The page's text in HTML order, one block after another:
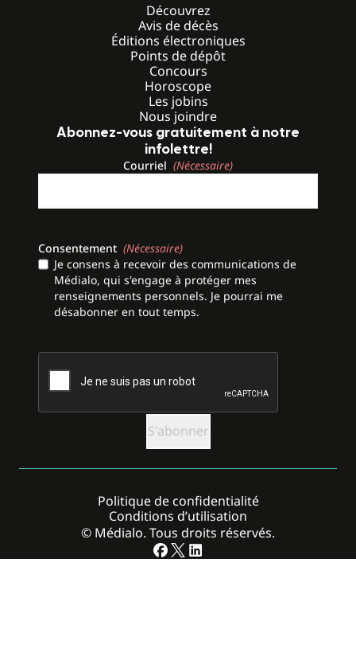
Découvrez
Avis de décès
Éditions électroniques
Points de dépôt
Concours
Horoscope
Les jobins
Nous joindre
Abonnez-vous gratuitement à notre
infolettre!
Courriel (Nécessaire)
Consentement (Nécessaire)
Je consens à recevoir des communications de
Médialo, qui s'engage à protéger mes
renseignements personnels. Je pourrai me
désabonner en tout temps.
CAPTCHA
© Médialo. Tous droits réservés.
Politique de confidentialité
Conditions d’utilisation